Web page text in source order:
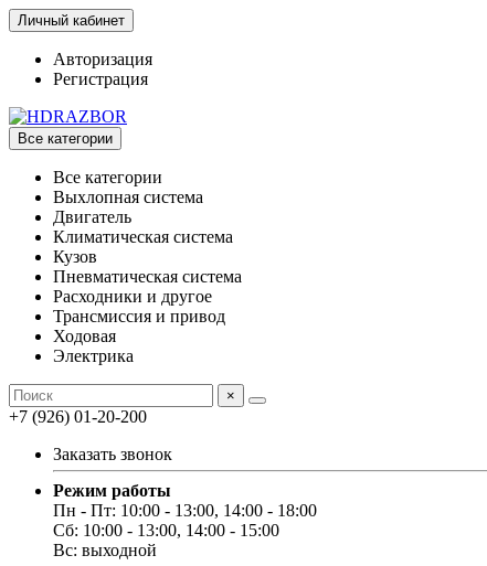
Личный кабинет
Авторизация
Регистрация
Все категории
Все категории
Выхлопная система
Двигатель
Климатическая система
Кузов
Пневматическая система
Расходники и другое
Трансмиссия и привод
Ходовая
Электрика
×
+7 (926) 01-20-200
Заказать звонок
Режим работы
Пн - Пт: 10:00 - 13:00, 14:00 - 18:00
Сб: 10:00 - 13:00, 14:00 - 15:00
Вс: выходной